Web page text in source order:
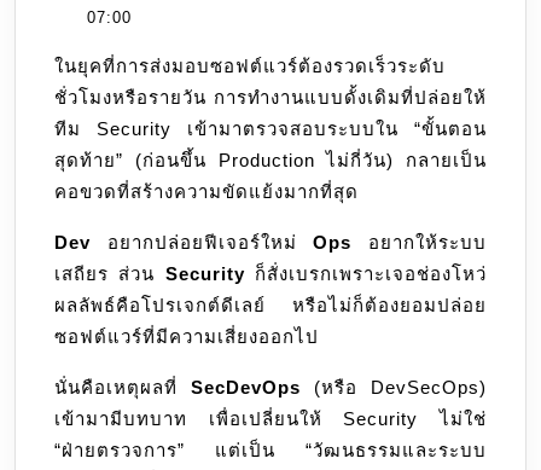
ให้
เป็น
เนื้อ
เดียว
กับ
Code
และ
Operation
07:00
ในยุคที่การส่งมอบซอฟต์แวร์ต้องรวดเร็วระดับ
ชั่วโมงหรือรายวัน การทำงานแบบดั้งเดิมที่ปล่อยให้
ทีม Security เข้ามาตรวจสอบระบบใน “ขั้นตอน
สุดท้าย” (ก่อนขึ้น Production ไม่กี่วัน) กลายเป็น
คอขวดที่สร้างความขัดแย้งมากที่สุด
Dev อยากปล่อยฟีเจอร์ใหม่Ops อยากให้ระบบ
เสถียร ส่วน Securityก็สั่งเบรกเพราะเจอช่องโหว่
ผลลัพธ์คือโปรเจกต์ดีเลย์ หรือไม่ก็ต้องยอมปล่อย
ซอฟต์แวร์ที่มีความเสี่ยงออกไป
นั่นคือเหตุผลที่ SecDevOps (หรือ DevSecOps)
เข้ามามีบทบาท เพื่อเปลี่ยนให้ Security ไม่ใช่
“ฝ่ายตรวจการ” แต่เป็น “วัฒนธรรมและระบบ